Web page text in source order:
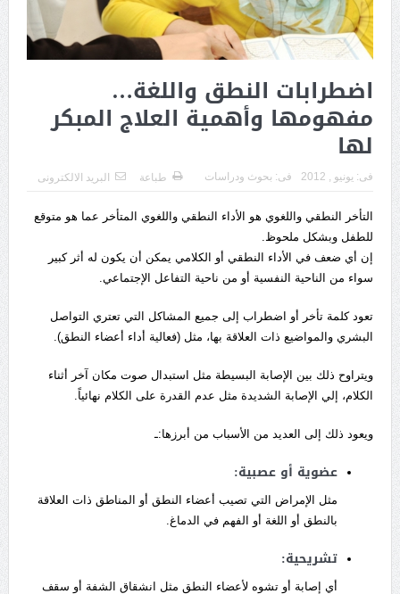
اضطرابات النطق واللغة…
مفهومها وأهمية العلاج المبكر
لها
فى: يونيو , 2012 فى: بحوث ودراسات طباعة البريد الالكترونى
التأخر النطقي واللغوي هو الأداء النطقي واللغوي المتأخر عما هو متوقع
للطفل وبشكل ملحوظ.
إن أي ضعف في الأداء النطقي أو الكلامي يمكن أن يكون له أثر كبير
سواء من الناحية النفسية أو من ناحية التفاعل الإجتماعي.
تعود كلمة تأخر أو اضطراب إلى جميع المشاكل التي تعتري التواصل
البشري والمواضيع ذات العلاقة بها، مثل (فعالية أداء أعضاء النطق).
ويتراوح ذلك بين الإصابة البسيطة مثل استبدال صوت مكان آخر أثناء
الكلام، إلي الإصابة الشديدة مثل عدم القدرة على الكلام نهائياً.
ويعود ذلك إلى العديد من الأسباب من أبرزها:ـ
عضوية أو عصبية:
مثل الإمراض التي تصيب أعضاء النطق أو المناطق ذات العلاقة
بالنطق أو اللغة أو الفهم في الدماغ.
تشريحية:
أي إصابة أو تشوه لأعضاء النطق مثل انشقاق الشفة أو سقف